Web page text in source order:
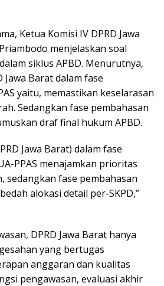
Ketua Komisi IV DPRD Jawa
menjelaskan soal
siklus APBD. Menurutnya,
Barat dalam fase
yaitu, memastikan keselarasan
Sedangkan fase pembahasan
draf final hukum APBD.
Jawa Barat) dalam fase
PPAS menajamkan prioritas
sedangkan fase pembahasan
alokasi detail per-SKPD,”
DPRD Jawa Barat hanya
yang bertugas
anggaran dan kualitas
pengawasan, evaluasi akhir